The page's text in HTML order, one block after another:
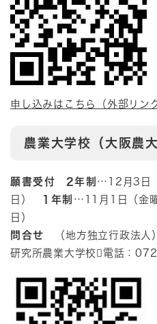
申し込みはこちら（外部リン
農業大学校（大阪農
願書受付 2年制 …12月3日
日）
1年制 …11月1日（金
日）
問合せ （地方独立行政法人
研究所農業大学校電話：